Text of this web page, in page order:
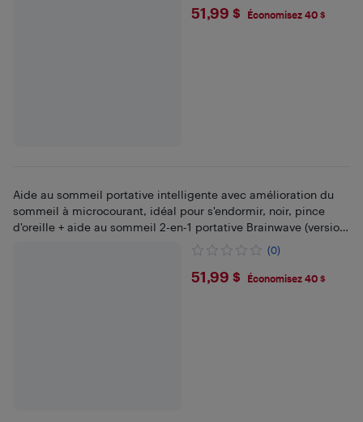
$51.99
51,99 $ Économisez 40 $
Aide au sommeil portative intelligente avec amélioration du
sommeil à microcourant, idéal pour s'endormir, noir, pince
d'oreille + aide au sommeil 2-en-1 portative Brainwave (version
(0)
$51.99
51,99 $ Économisez 40 $